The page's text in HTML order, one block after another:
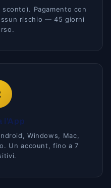
Pagamento con
rischio — 45 giorni
l'App
Windows, Mac,
Un account, fino a 7